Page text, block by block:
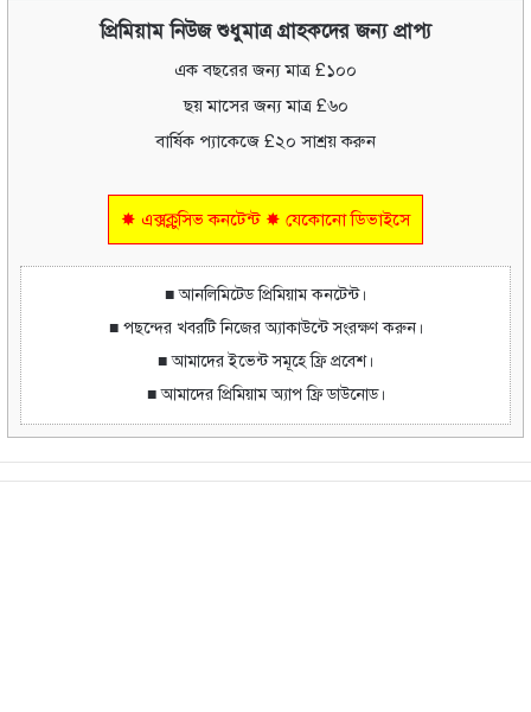
প্রিমিয়াম নিউজ শুধুমাত্র গ্রাহকদের জন্য প্রাপ্য
এক বছরের জন্য মাত্র £১০০
ছয় মাসের জন্য মাত্র £৬০
বার্ষিক প্যাকেজে £২০ সাশ্রয় করুন
✸ এক্সক্লুসিভ কনটেন্ট ✸ যেকোনো ডিভাইসে
■ আনলিমিটেড প্রিমিয়াম কনটেন্ট।
■ পছন্দের খবরটি নিজের অ্যাকাউন্টে সংরক্ষণ করুন।
■ আমাদের ইভেন্ট সমূহে ফ্রি প্রবেশ।
■ আমাদের প্রিমিয়াম অ্যাপ ফ্রি ডাউনোড।